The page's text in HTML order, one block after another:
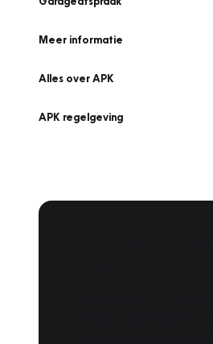
Meer informatie
Alles over APK
APK regelgeving